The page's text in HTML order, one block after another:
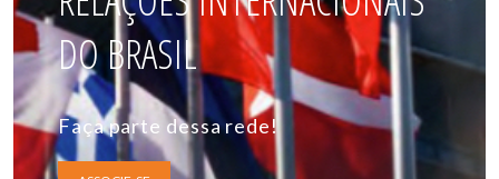
DO BRASIL
Faça parte dessa rede!